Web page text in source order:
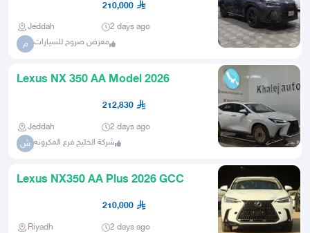
210,000
Jeddah 2 days ago
م معرض صروح للسيارات
Lexus NX 350 AA Model 2026
212,830
Jeddah 2 days ago
ش شركة الخليج فرع المكرونه
Lexus NX350 AA Plus 2026 GCC
210,000
Riyadh 2 days ago